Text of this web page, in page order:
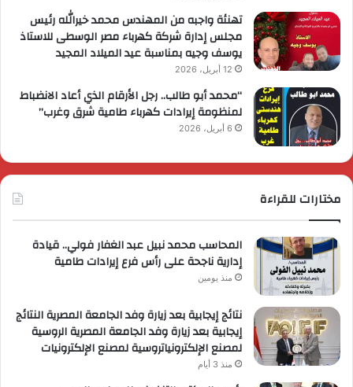
تهنئة واجبه من المهندس محمد خيرالله رئيس
مجلس إدارة شركة كهرباء مصر الوسطى للاستاذ
يوسف وجيه بمناسبة عيد الميلاد المجيد
12 أبريل، 2026
“محمد أبو طالب.. رجل الأرقام الذي أعاد الانضباط
لمنظومة إيرادات كهرباء طامية شرق وغرب”
6 أبريل، 2026
مختارات للقراءة
المحاسب محمد نبيل عبد الغفار فولي.. قيادة
إدارية ناجحة على رأس فرع إيرادات طامية
منذ يومين
نتائج إيجابية بعد زيارة وفد الجامعة المصرية النتائج
إيجابية بعد زيارة وفد الجامعة المصرية الروسية
لمصنع الإلكترونياتروسية لمصنع الإلكترونيات
منذ 3 أيام